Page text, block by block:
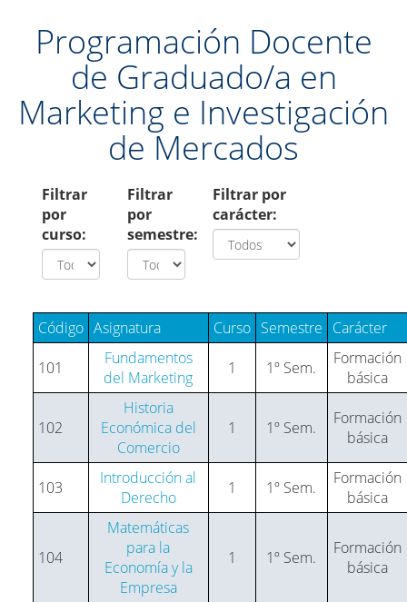
Programación Docente
de Graduado/a en
Marketing e Investigación
de Mercados
Filtrar
por
curso:
Filtrar
por
semestre:
Filtrar por
carácter:
Código Asignatura Curso Semestre Carácter
101
Fundamentos
del Marketing
1 1º Sem.
Formación
básica
102
Historia
Económica del
Comercio
1 1º Sem.
Formación
básica
103
Introducción al
Derecho
1 1º Sem.
Formación
básica
104
Matemáticas
para la
Economía y la
Empresa
1 1º Sem.
Formación
básica